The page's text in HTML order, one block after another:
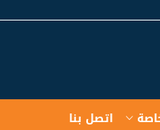
اتصل بنا